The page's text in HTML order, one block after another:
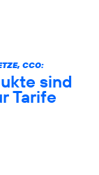
CCO:
sind
Tarife